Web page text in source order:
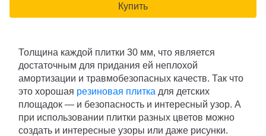
Купить
Толщина каждой плитки 30 мм, что является
достаточным для придания ей неплохой
амортизации и травмобезопасных качеств. Так что
это хорошая резиновая плитка для детских
площадок — и безопасность и интересный узор. А
при использовании плитки разных цветов можно
создать и интересные узоры или даже рисунки.